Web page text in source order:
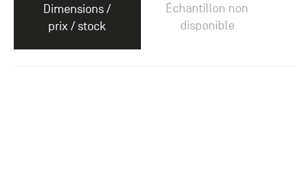
Dimensions /
prix / stock
Échantillon non
disponible